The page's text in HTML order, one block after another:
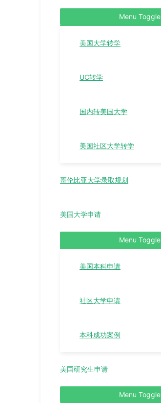
Menu Toggle
美国大学转学
UC转学
国内转美国大学
美国社区大学转学
哥伦比亚大学录取规划
美国大学申请
Menu Toggle
美国本科申请
社区大学申请
本科成功案例
美国研究生申请
Menu Toggle